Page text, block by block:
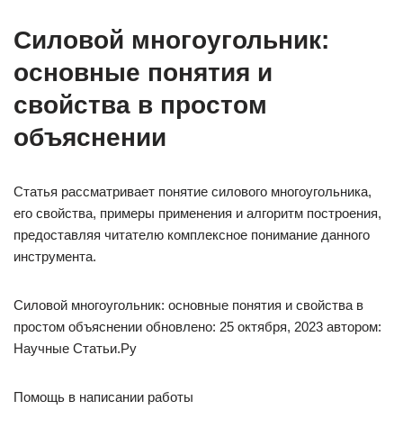
Силовой многоугольник:
основные понятия и
свойства в простом
объяснении
Статья рассматривает понятие силового многоугольника,
его свойства, примеры применения и алгоритм построения,
предоставляя читателю комплексное понимание данного
инструмента.
Силовой многоугольник: основные понятия и свойства в
простом объяснении обновлено: 25 октября, 2023 автором:
Научные Статьи.Ру
Помощь в написании работы